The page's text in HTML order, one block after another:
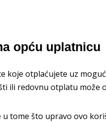
opću uplatnicu
koje otplaćujete uz
ili redovnu otplatu može
u tome što upravo ovo